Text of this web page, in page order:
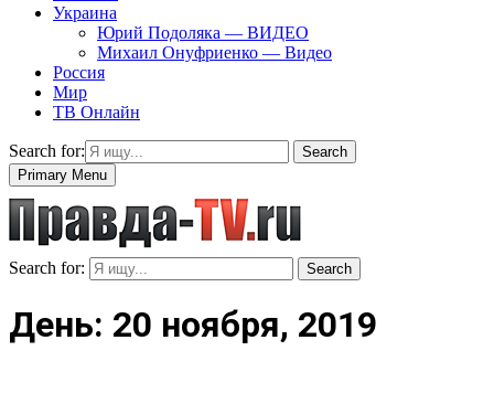
Украина
Юрий Подоляка — ВИДЕО
Михаил Онуфриенко — Видео
Россия
Мир
ТВ Онлайн
Search for:
Search
Primary Menu
Search for: Search
День: 20 ноября, 2019